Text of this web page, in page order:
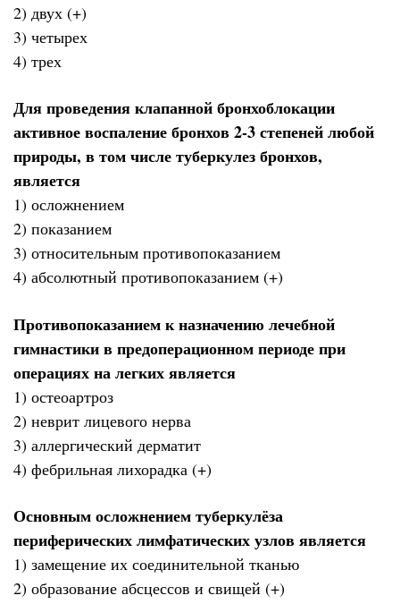
2) двух (+)
3) четырех
4) трех
Для проведения клапанной бронхоблокации
активное воспаление бронхов 2-3 степеней любой
природы, в том числе туберкулез бронхов,
является
1) осложнением
2) показанием
3) относительным противопоказанием
4) абсолютный противопоказанием (+)
Противопоказанием к назначению лечебной
гимнастики в предоперационном периоде при
операциях на легких является
1) остеоартроз
2) неврит лицевого нерва
3) аллергический дерматит
4) фебрильная лихорадка (+)
Основным осложнением туберкулёза
периферических лимфатических узлов является
1) замещение их соединительной тканью
2) образование абсцессов и свищей (+)